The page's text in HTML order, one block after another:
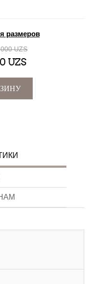
размеров
UZS
UZS